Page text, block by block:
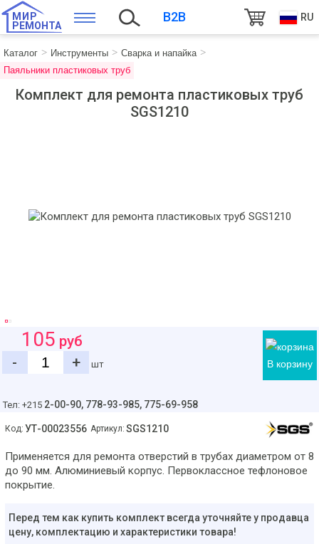
МИР
РЕМОНТА
B2B RU
Каталог Инструменты
Сварка и напайка
Паяльники пластиковых труб
Комплект для ремонта пластиковых труб
SGS1210
В корзину
105 руб
-
+ шт
Тел: +215 2-00-90, 778-93-985, 775-69-958
Код: УТ-00023556 Артикул: SGS1210
Применяется для ремонта отверстий в трубах диаметром от 8
до 90 мм. Алюминиевый корпус. Первоклассное тефлоновое
покрытие.
Перед тем как купить комплект всегда уточняйте у продавца
цену, комплектацию и характеристики товара!